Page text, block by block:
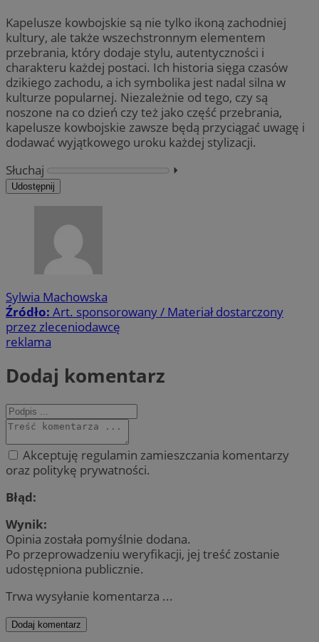
Kapelusze kowbojskie są nie tylko ikoną zachodniej
kultury, ale także wszechstronnym elementem
przebrania, który dodaje stylu, autentyczności i
charakteru każdej postaci. Ich historia sięga czasów
dzikiego zachodu, a ich symbolika jest nadal silna w
kulturze popularnej. Niezależnie od tego, czy są
noszone na co dzień czy też jako część przebrania,
kapelusze kowbojskie zawsze będą przyciągać uwagę i
dodawać wyjątkowego uroku każdej stylizacji.
Słuchaj
⏵︎
Udostępnij
Sylwia Machowska
Źródło: Art. sponsorowany / Materiał dostarczony
przez zleceniodawcę
reklama
Dodaj komentarz
Akceptuję regulamin zamieszczania komentarzy
oraz politykę prywatności.
Błąd:
Wynik:
Opinia została pomyślnie dodana.
Po przeprowadzeniu weryfikacji, jej treść zostanie
udostępniona publicznie.
Trwa wysyłanie komentarza ...
Dodaj komentarz